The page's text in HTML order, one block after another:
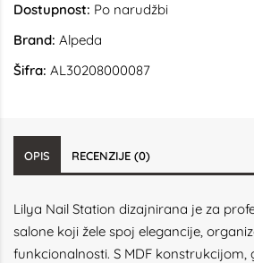
Dostupnost: Po narudžbi
Brand: Alpeda
Šifra: AL30208000087
OPIS RECENZIJE (0)
Lilya Nail Station dizajnirana je za
salone koji žele spoj elegancije,
funkcionalnosti. S MDF konstrukcijom,